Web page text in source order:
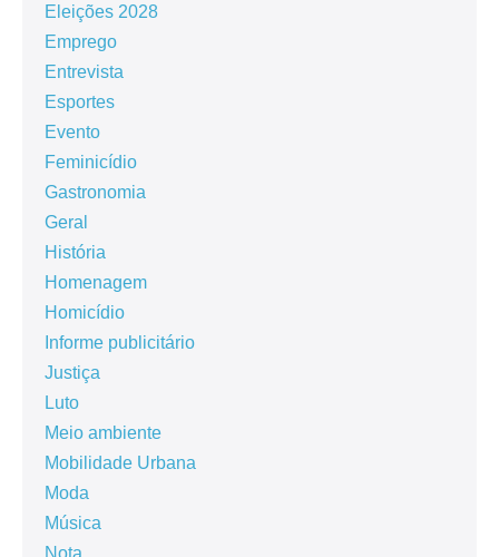
Eleições 2028
Emprego
Entrevista
Esportes
Evento
Feminicídio
Gastronomia
Geral
História
Homenagem
Homicídio
Informe publicitário
Justiça
Luto
Meio ambiente
Mobilidade Urbana
Moda
Música
Nota